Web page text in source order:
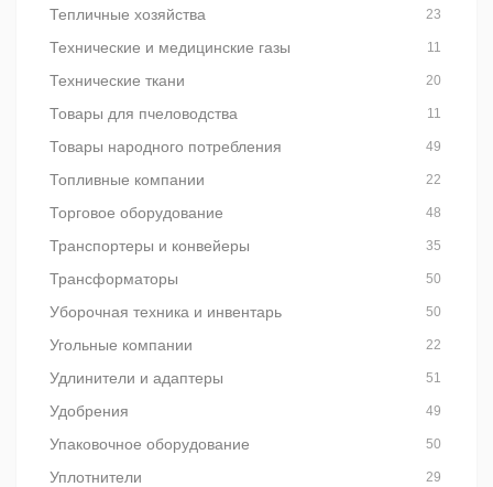
Тепличные хозяйства 23
Технические и медицинские газы 11
Технические ткани 20
Товары для пчеловодства 11
Товары народного потребления 49
Топливные компании 22
Торговое оборудование 48
Транспортеры и конвейеры 35
Трансформаторы 50
Уборочная техника и инвентарь 50
Угольные компании 22
Удлинители и адаптеры 51
Удобрения 49
Упаковочное оборудование 50
Уплотнители 29